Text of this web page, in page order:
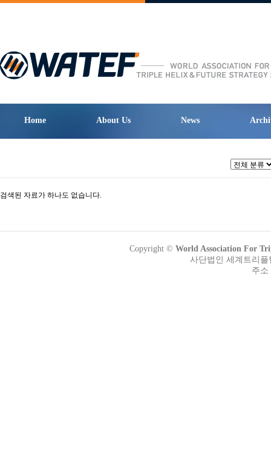
Home About Us News
검색된 자료가 하나도 없습니다.
Copyright © World Association For
사단법인 세계트리
주소